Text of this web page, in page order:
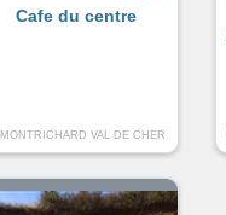
Cafe du centre
MONTRICHARD VAL DE CHER